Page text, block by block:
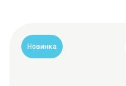
Новинка